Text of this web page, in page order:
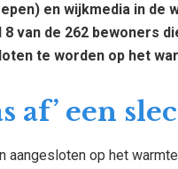
en wijkmedia in de
van de 262 bewoners
te worden op het
af’ een
op het